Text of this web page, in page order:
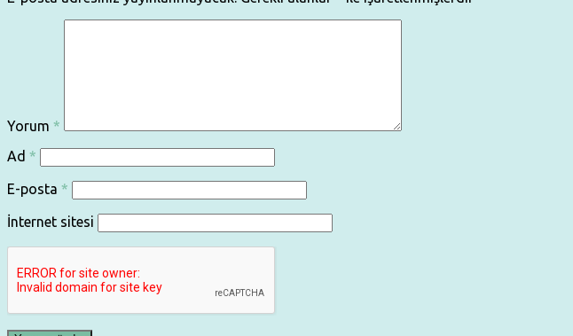
Yorum *
Ad *
E-posta *
İnternet sitesi